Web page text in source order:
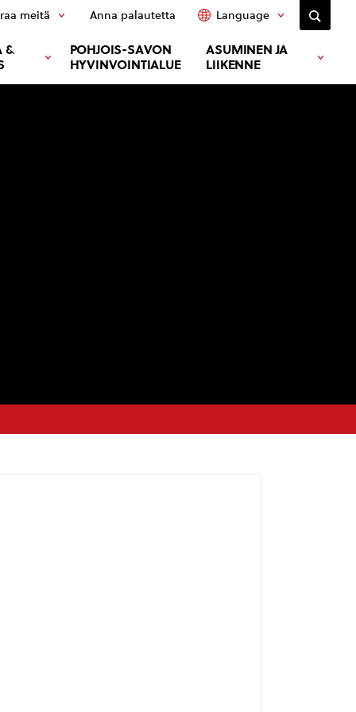
&
POHJOIS-SAVON
HYVINVOINTIALUE
ASUMINEN JA
LIIKENNE
meitä Anna palautetta Language